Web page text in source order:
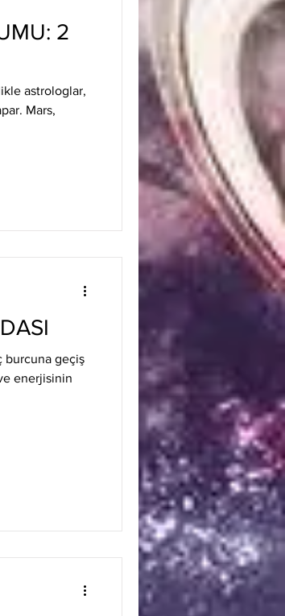
2
astrologlar,
Mars,
burcuna geçiş
enerjisinin